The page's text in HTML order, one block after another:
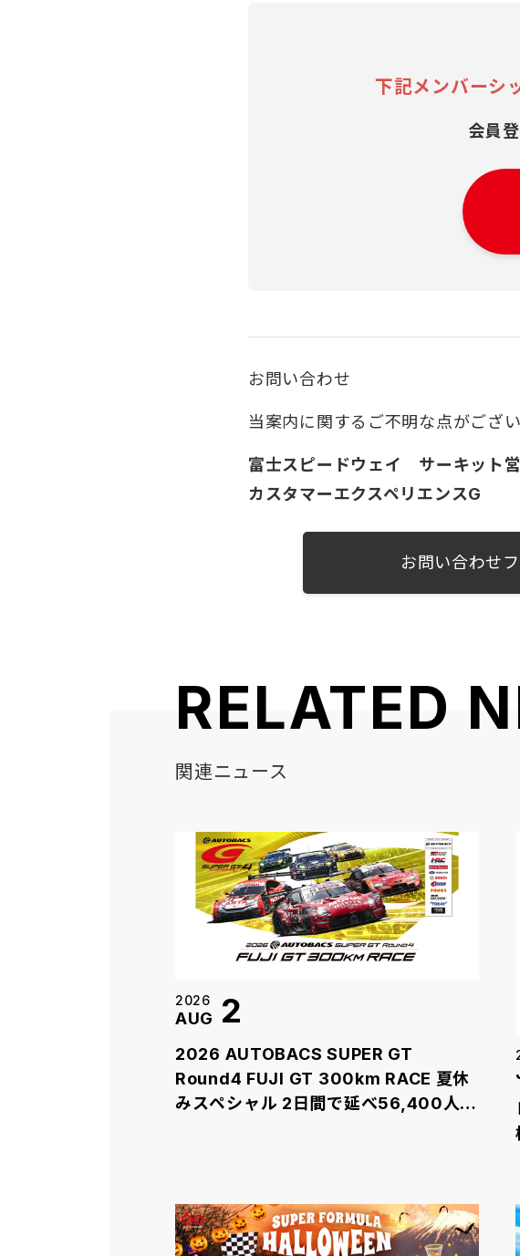
下記メンバーシ
会員
お問い合わせ
当案内に関するご不明な点がござ
富士スピードウェイ サーキット
カスタマーエクスペリエンスG
お問い合わせ
RELATED
関連ニュース
2026 AUTOBACS SUPER GT
Round4 FUJI GT 300km RACE 夏休
みスペシャル 2日間で延べ56,400人の
2026
AUG 2